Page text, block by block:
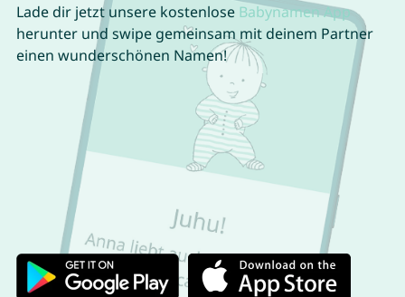
Lade dir jetzt unsere kostenlose Babynamen App
herunter und swipe gemeinsam mit deinem Partner
einen wunderschönen Namen!